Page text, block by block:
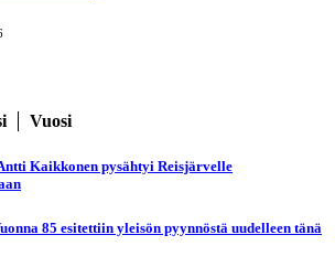
Vuosi
Kaikkonen pysähtyi Reisjärvelle
85 esitettiin yleisön pyynnöstä uudelleen tänä